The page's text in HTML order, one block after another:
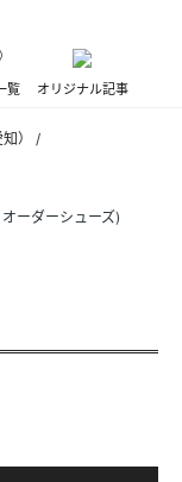
覧 オリジナル記事
）
/
ーダーシューズ)